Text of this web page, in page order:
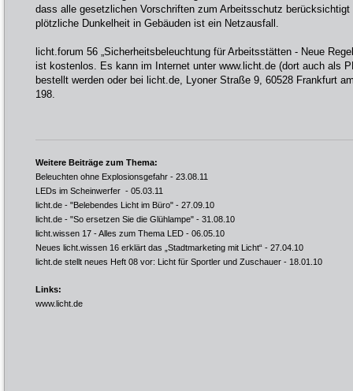
dass alle gesetzlichen Vorschriften zum Arbeitsschutz berücksichtigt
plötzliche Dunkelheit in Gebäuden ist ein Netzausfall.
licht.forum 56 „Sicherheitsbeleuchtung für Arbeitsstätten - Neue
ist kostenlos. Es kann im Internet unter www.licht.de (dort auch als
bestellt werden oder bei licht.de, Lyoner Straße 9, 60528 Frankfurt
198.
Weitere Beiträge zum Thema:
Beleuchten ohne Explosionsgefahr - 23.08.11
LEDs im Scheinwerfer - 05.03.11
licht.de - "Belebendes Licht im Büro" - 27.09.10
licht.de - "So ersetzen Sie die Glühlampe" - 31.08.10
licht.wissen 17 - Alles zum Thema LED - 06.05.10
Neues licht.wissen 16 erklärt das „Stadtmarketing mit Licht“ - 27.04.10
licht.de stellt neues Heft 08 vor: Licht für Sportler und Zuschauer - 18.01.10
Links:
www.licht.de